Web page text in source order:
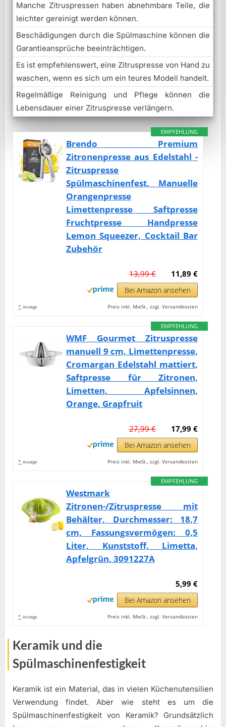
Manche Zitruspressen haben abnehmbare Teile, die
leichter gereinigt werden können.
Beschädigungen durch die Spülmaschine können die
Garantieansprüche beeinträchtigen.
Es ist empfehlenswert, eine Zitruspresse von Hand zu
waschen, wenn es sich um ein teures Modell handelt.
Regelmäßige Reinigung und Pflege können die
Lebensdauer einer Zitruspresse verlängern.
EMPFEHLUNG
Brendo Premium
Zitronenpresse aus Edelstahl -
Zitruspresse
Spülmaschinenfest, Manuelle
Orangenpresse
Limettenpresse Saftpresse
Fruchtpresse Handpresse
Lemon Squeezer, Cocktail Bar
Zubehör
11,89 €
13,99 €
Bei Amazon ansehen
* Anzeige Preis inkl. MwSt., zzgl. Versandkosten
EMPFEHLUNG
WMF Gourmet Zitruspresse
manuell 9 cm, Limettenpresse,
Cromargan Edelstahl mattiert,
Saftpresse für Zitronen,
Limetten, Apfelsinnen,
Orange, Grapfruit
17,99 €
27,99 €
Bei Amazon ansehen
* Anzeige Preis inkl. MwSt., zzgl. Versandkosten
EMPFEHLUNG
Westmark
Zitronen-/Zitruspresse mit
Behälter, Durchmesser: 18,7
cm, Fassungsvermögen: 0,5
Liter, Kunststoff, Limetta,
Apfelgrün, 3091227A
5,99 €
Bei Amazon ansehen
* Anzeige Preis inkl. MwSt., zzgl. Versandkosten
Keramik und die
Spülmaschinenfestigkeit
Keramik ist ein Material, das in vielen Küchenutensilien
Verwendung findet. Aber wie steht es um die
Spülmaschinenfestigkeit von Keramik? Grundsätzlich